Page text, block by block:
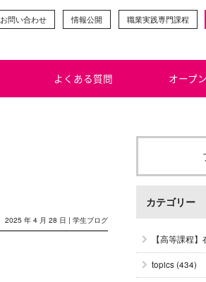
お問い合わせ 情報公開 職業実践専門課程
よくある質問 オープ
2025 年 4 月 28 日 | 学生ブログ
カテゴリー
【高等課程
topics(434)